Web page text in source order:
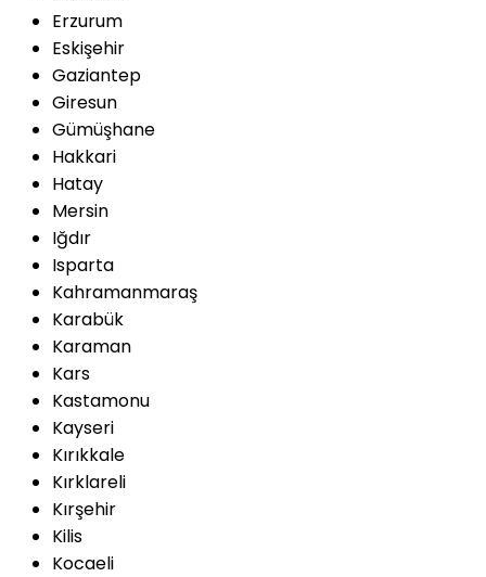
Erzurum
Eskişehir
Gaziantep
Giresun
Gümüşhane
Hakkari
Hatay
Mersin
Iğdır
Isparta
Kahramanmaraş
Karabük
Karaman
Kars
Kastamonu
Kayseri
Kırıkkale
Kırklareli
Kırşehir
Kilis
Kocaeli